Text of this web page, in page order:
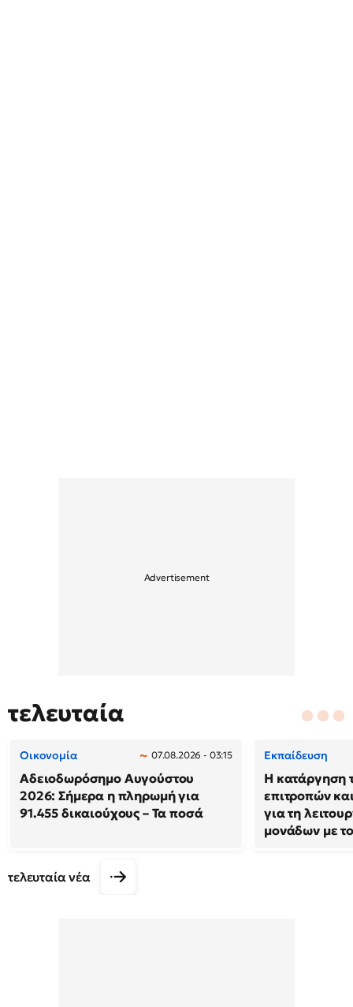
τελευταία
Οικονομία 07.08.2026 - 03:15
Αδειοδωρόσημο Αυγούστου
2026: Σήμερα η πληρωμή για
91.455 δικαιούχους – Τα ποσά
Εκπαίδευση
Η κατάργηση
επιτροπών
για τη
μονάδων με
τελευταία νέα